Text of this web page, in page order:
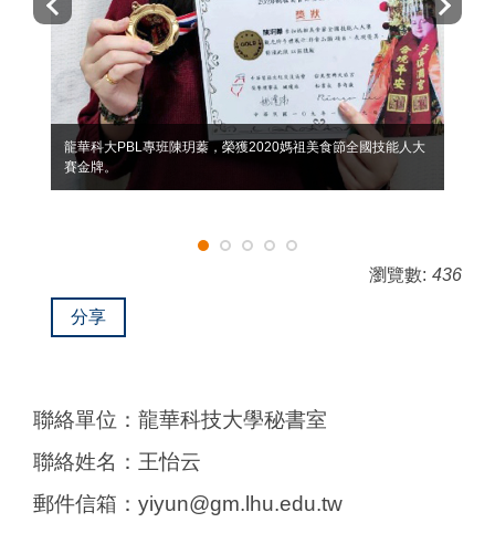
龍華科大PBL專班陳玥蓁，榮獲2020媽祖美食節全國技能人大
賽金牌。
瀏覽數: 436
分享
聯絡單位：龍華科技大學秘書室
聯絡姓名：王怡云
郵件信箱：yiyun@gm.lhu.edu.tw